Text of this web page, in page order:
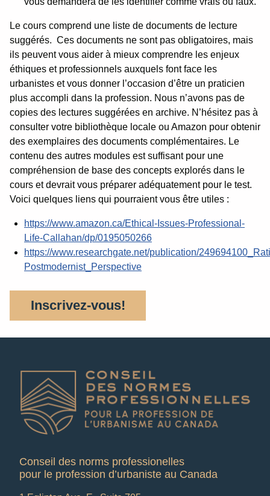
Le cours comprend une liste de documents de lecture
suggérés. Ces documents ne sont pas obligatoires, mais
ils peuvent vous aider à mieux comprendre les enjeux
éthiques et professionnels auxquels font face les
urbanistes et vous donner l’occasion d’être un praticien
plus accompli dans la profession. Nous n’avons pas de
copies des lectures suggérées en archive. N’hésitez pas à
consulter votre bibliothèque locale ou Amazon pour obtenir
des exemplaires des documents complémentaires. Le
contenu des autres modules est suffisant pour une
compréhension de base des concepts explorés dans le
cours et devrait vous préparer adéquatement pour le test.
Voici quelques liens qui pourraient vous être utiles :
https://www.amazon.ca/Ethical-Issues-Professional-
Life-Callahan/dp/0195050266
https://www.researchgate.net/publication/
Postmodernist_Perspective
Inscrivez-vous!
Conseil des norms professionelles
pour le profession d’urbaniste au Canada